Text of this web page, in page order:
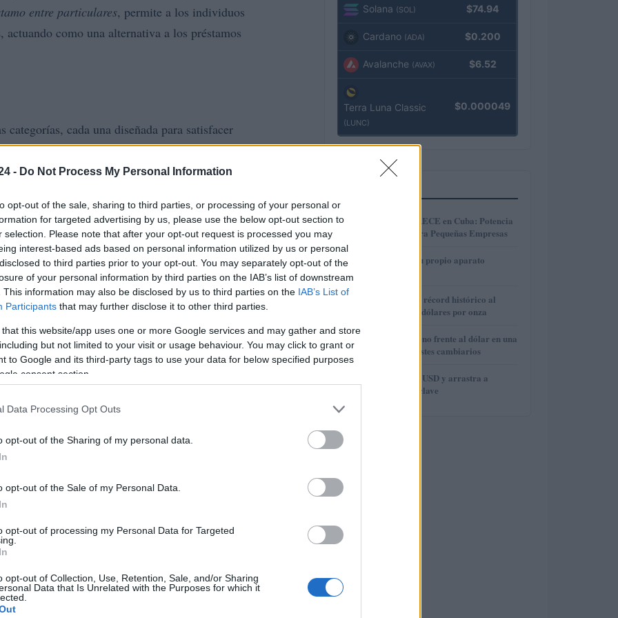
- Do Not Process My Personal Information
opt-out of the sale, sharing to third parties, or processing of your personal or
for targeted advertising by us, please use the below opt-out section to
selection. Please note that after your opt-out request is processed you may
interest-based ads based on personal information utilized by us or personal
to third parties prior to your opt-out. You may separately opt-out of the
of your personal information by third parties on the IAB’s list of downstream
This information may also be disclosed by us to third parties on the IAB’s List of
Participants that may further disclose it to other third parties.
that this website/app uses one or more Google services and may gather and store
but not limited to your visit or usage behaviour. You may click to grant or
to Google and its third-party tags to use your data for below specified purposes
consent section.
Data Processing Opt Outs
opt-out of the Sharing of my personal data.
opt-out of the Sale of my Personal Data.
opt-out of processing my Personal Data for Targeted
opt-out of Collection, Use, Retention, Sale, and/or Sharing
Data that Is Unrelated with the Purposes for which it
entre particulares, permite a los individuos
como una alternativa a los préstamos
categorías, cada una diseñada para satisfacer
sin esperar nada a cambio. Es ideal para causas
utilizar plataformas como
presión de devolver el dinero.
una recompensa a cambio de su
productos hasta experiencias exclusivas. Este
Solana (SOL) $74.94
Cardano (ADA) $0.200
Avalanche (AVAX) $6.52
Terra Luna Classic
(LUNC)
$0.000049
1
Microcréditos CRECE en Cuba: Potencia
y Crecimiento para Pequeñas Empresas
2
Cómo construir tu propio aparato
3
El oro alcanza un récord histórico al
superar los 4.400 dólares por onza
4 El euro cede terreno frente al dólar en una
semana de contrastes cambiarios
5
Brent cae a 91.82 USD y arrastra a
materias primas clave